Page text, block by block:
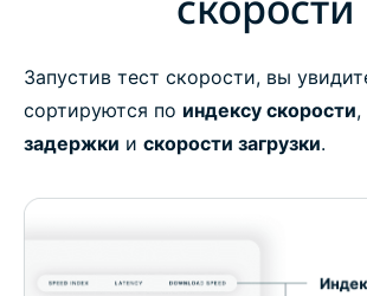
Запустив тест скорости, вы
сортируются по индексу скорости,
задержки и скорости загрузки.